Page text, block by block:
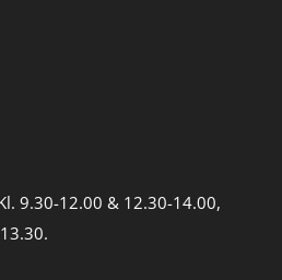
9.30-12.00 & 12.30-14.00,